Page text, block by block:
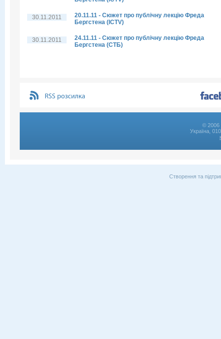
30.11.2011
20.11.11 - Сюжет про публічну лекцію Фреда
Бергстена (ICTV)
30.11.2011
24.11.11 - Сюжет про публічну лекцію Фреда
Бергстена (СТБ)
© 2006
Україна,
Створення та